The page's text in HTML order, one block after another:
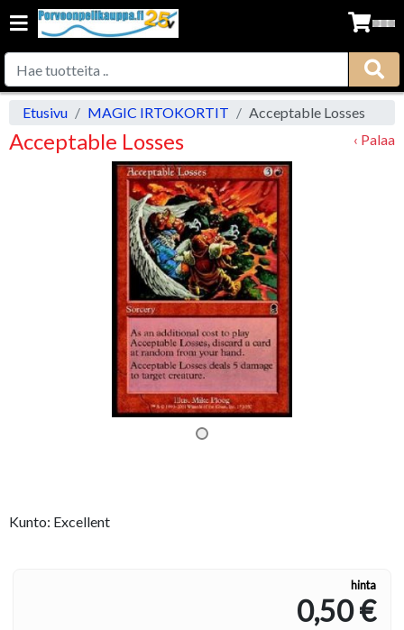
Etusivu MAGIC IRTOKORTIT Acceptable Losses
Acceptable Losses ‹ Palaa
Kunto: Excellent
hinta
0,50 €